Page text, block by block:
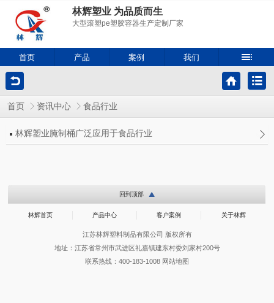
林辉塑业 为品质而生
大型滚塑pe塑胶容器生产定制厂家
首页 产品 案例 我们
首页 资讯中心 食品行业
林辉塑业腌制桶广泛应用于食品行业
回到顶部
林辉首页 产品中心 客户案例 关于林辉
江苏林辉塑料制品有限公司 版权所有
地址：江苏省常州市武进区礼嘉镇建东村委刘家村200号
联系热线：400-183-1008 网站地图